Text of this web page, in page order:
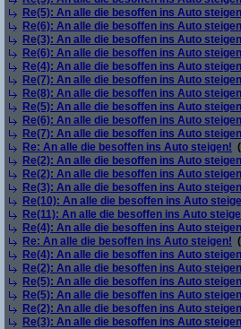
Re(5): An alle die besoffen ins Auto
Re(6): An alle die besoffen ins Auto
Re(3): An alle die besoffen ins Auto
Re(6): An alle die besoffen ins Auto
Re(4): An alle die besoffen ins Auto
Re(7): An alle die besoffen ins Auto
Re(8): An alle die besoffen ins Auto
Re(5): An alle die besoffen ins Auto
Re(6): An alle die besoffen ins Auto
Re(7): An alle die besoffen ins Auto
Re: An alle die besoffen ins Auto steigen! (
Re(2): An alle die besoffen ins Auto
Re(2): An alle die besoffen ins Auto
Re(3): An alle die besoffen ins Auto
Re(10): An alle die besoffen ins Auto
Re(11): An alle die besoffen ins Auto
Re(4): An alle die besoffen ins Auto
Re: An alle die besoffen ins Auto steigen! (
Re(4): An alle die besoffen ins Auto
Re(2): An alle die besoffen ins Auto
Re(5): An alle die besoffen ins Auto
Re(5): An alle die besoffen ins Auto
Re(2): An alle die besoffen ins Auto
Re(3): An alle die besoffen ins Auto